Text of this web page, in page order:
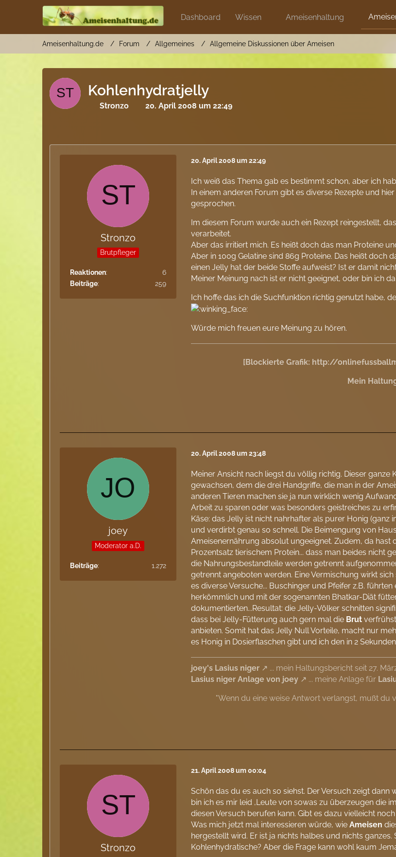
Dashboard Wissen Ameisenhaltung
Ameisenhaltung.de Forum Allgemeines Allgemeine Diskussionen über Ameisen
Kohlenhydratjelly
Stronzo 20. April 2008 um 22:49
Stronzo
Brutpfleger
Reaktionen
6
Beiträge
259
20. April 2008 um 22:49
Ich weiß das Thema gab es bestimmt schon, aber ich
In einem anderen Forum gibt es diverse Rezepte und
gesprochen.
Im diesem Forum wurde auch ein Rezept reingestellt,
verarbeitet.
Aber das irritiert mich. Es heißt doch das man Proteine
Aber in 100g Gelatine sind 86g Proteine. Das heißt doch
einen Jelly hat der beide Stoffe aufweist? Ist er damit
Meiner Meinung nach ist er nicht geeignet, oder bin ich
Ich hoffe das ich die Suchfunktion richtig genutzt habe,
Würde mich freuen eure Meinung zu hören.
[Blockierte Grafik: http://
Mein
joey
Moderator a.D.
Beiträge 1.272
20. April 2008 um 23:48
Meiner Ansicht nach liegst du völlig richtig. Dieser
gewachsen, dem die drei Handgriffe, die man in der
anderen Tieren machen sie ja nun wirklich wenig
Arbeit zu sparen oder was besonders geistreiches zu
Käse: das Jelly ist nicht nahrhafter als purer Honig
und verdirbt genau so schnell. Die Beimengung von
Ameisenernährung absolut ungeeignet. Zudem, da hast
Prozentsatz tierischem Protein... dass man beides nicht
die Nahrungsbestandteile werden getrennt
getrennt angeboten werden. Eine Vermischung wirkt
es diverse Versuche... Buschinger und Pfeifer z.B.
herkömmlich und mit der sogenannten Bhatkar-Diät
dokumentierten...Resultat: die Jelly-Völker schnitten
dass bei Jelly-Fütterung auch gern mal die Brut
anbieten. Somit hat das Jelly Null Vorteile, macht nur
es Honig in Dosierflaschen gibt und ich den in 2
joey's Lasius niger
... mein Haltungsbericht seit 27.
Lasius niger Anlage von joey
... meine Anlage für
"Wenn du eine weise Antwort verlangst, mußt du
Stronzo
21. April 2008 um 00:04
Schön das du es auch so siehst. Der Versuch zeigt
bin ich es mir leid ,Leute von sowas zu überzeugen die
diesen Versuch berufen kann. Gibt es dazu vielleicht
Was mich jetzt mal interessieren würde, wieAmeisen
hergestellt wird. Er ist ja nichts halbes und nichts
Kohlenhydratische? Aber die Frage kann wohl kaum